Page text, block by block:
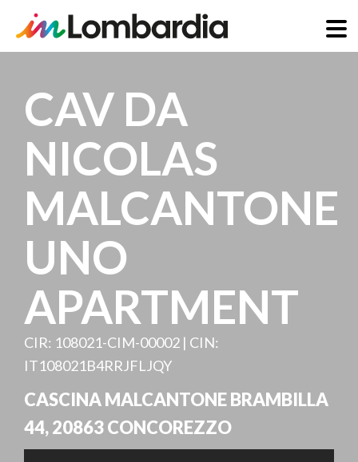
contenuto
principale
CAV DA
NICOLAS
MALCANTONE
UNO
APARTMENT
CIR: 108021-CIM-00002 | CIN:
IT108021B4RRJFLJQY
CASCINA MALCANTONE BRAMBILLA
44,20863CONCOREZZO